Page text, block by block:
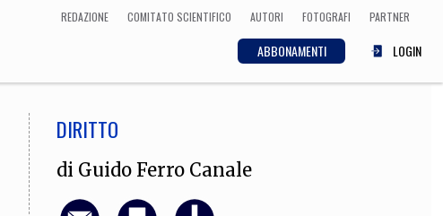
REDAZIONE COMITATO SCIENTIFICO AUTORI FOTOGRAFI PARTNER
ABBONAMENTI LOGIN
ECONOMIA
Matematica, Fisica,
Biologia, Cifrematica,
DIRITTO
di Guido Ferro Canale